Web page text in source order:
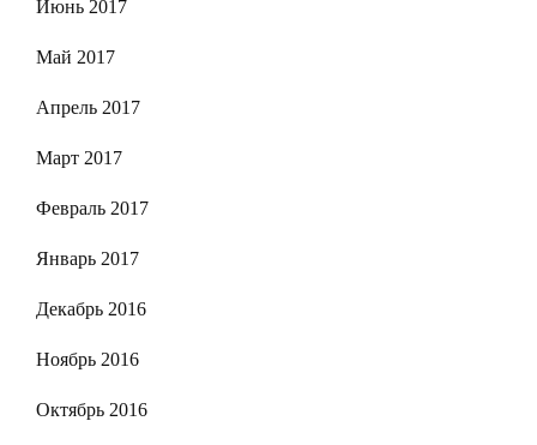
Июнь 2017
Май 2017
Апрель 2017
Март 2017
Февраль 2017
Январь 2017
Декабрь 2016
Ноябрь 2016
Октябрь 2016